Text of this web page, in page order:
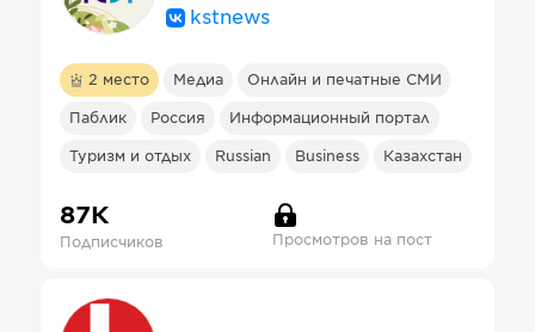
kstnews
2 место Медиа Онлайн и печатные СМИ
Паблик Россия Информационный портал
Туризм и отдых Russian Business Казахстан
87К
Подписчиков Просмотров на пост